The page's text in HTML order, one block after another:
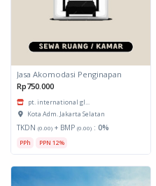
Jasa Akomodasi Penginapan
Rp750.000
pt. international gl...
Kota Adm. Jakarta Selatan
TKDN (0.00) + BMP (0.00) : 0%
PPh PPN 12%